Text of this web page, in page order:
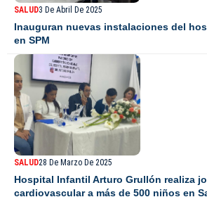
SALUD3 De Abril De 2025
Inauguran nuevas instalaciones del
en SPM
SALUD28 De Marzo De 2025
Hospital Infantil Arturo Grullón realiza
cardiovascular a más de 500 niños en